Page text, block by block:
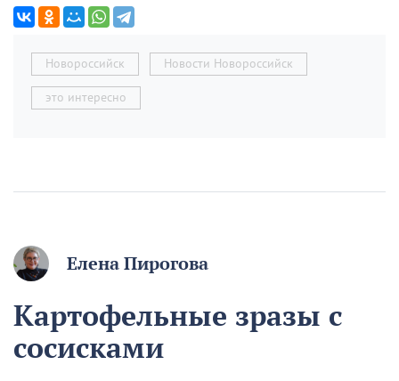
Новороссийск Новости Новороссийск
это интересно
Елена Пирогова
Картофельные зразы с
сосисками